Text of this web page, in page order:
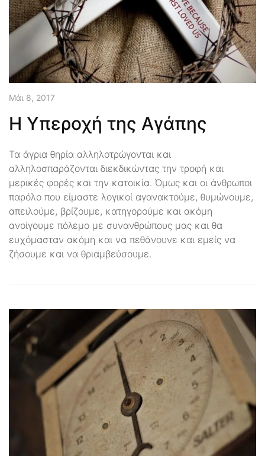
Μάι 8, 2017
Η Υπεροχή της Αγάπης
Τα άγρια θηρία αλληλοτρώγονται και
αλληλοσπαράζονται διεκδικώντας την τροφή και
μερικές φορές και την κατοικία. Όμως και οι άνθρωποι
παρόλο που είμαστε λογικοί αγανακτούμε, θυμώνουμε,
απειλούμε, βρίζουμε, κατηγορούμε και ακόμη
ανοίγουμε πόλεμο με συνανθρώπους μας και θα
ευχόμασταν ακόμη και να πεθάνουνε και εμείς να
ζήσουμε και να θριαμβεύσουμε.